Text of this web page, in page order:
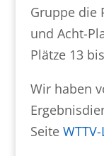
Gruppe die
und Acht-
Plätze 13
Wir haben
Seite WTTV-